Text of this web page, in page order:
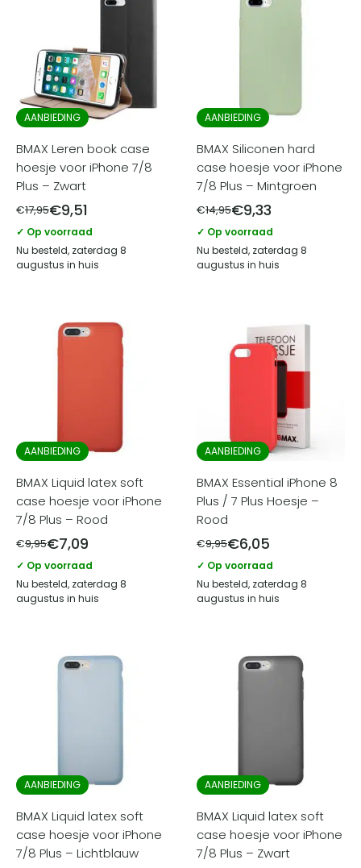
AANBIEDING
BMAX Leren book case
hoesje voor iPhone 7/8
Plus – Zwart
€17,95€9,51
✓ Op voorraad
Nu besteld, zaterdag 8
augustus in huis
AANBIEDING
BMAX Siliconen hard
case hoesje voor iPhone
7/8 Plus – Mintgroen
€14,95€9,33
✓ Op voorraad
Nu besteld, zaterdag 8
augustus in huis
AANBIEDING
BMAX Liquid latex soft
case hoesje voor iPhone
7/8 Plus – Rood
€9,95€7,09
✓ Op voorraad
Nu besteld, zaterdag 8
augustus in huis
AANBIEDING
BMAX Essential iPhone 8
Plus / 7 Plus Hoesje –
Rood
€9,95€6,05
✓ Op voorraad
Nu besteld, zaterdag 8
augustus in huis
AANBIEDING
BMAX Liquid latex soft
case hoesje voor iPhone
7/8 Plus – Lichtblauw
AANBIEDING
BMAX Liquid latex soft
case hoesje voor iPhone
7/8 Plus – Zwart